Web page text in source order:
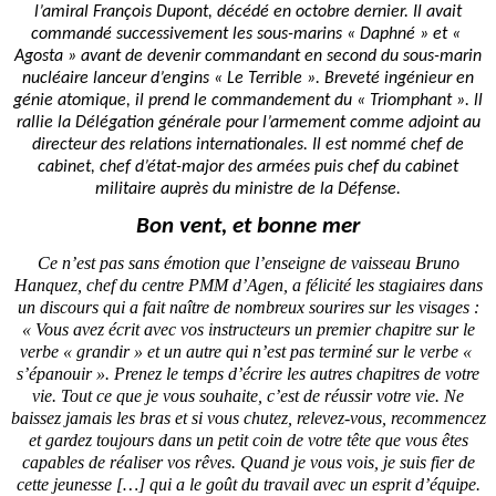
l’amiral François Dupont, décédé en octobre dernier. Il avait
commandé successivement les sous-marins « Daphné » et «
Agosta » avant de devenir commandant en second du sous-marin
nucléaire lanceur d’engins « Le Terrible ». Breveté ingénieur en
génie atomique, il prend le commandement du « Triomphant ». ll
rallie la Délégation générale pour l’armement comme adjoint au
directeur des relations internationales. Il est nommé chef de
cabinet, chef d’état-major des armées puis chef du cabinet
militaire auprès du ministre de la Défense.
Bon vent, et bonne mer
Ce n’est pas sans émotion que l’enseigne de vaisseau Bruno
Hanquez, chef du centre PMM d’Agen, a félicité les stagiaires dans
un discours qui a fait naître de nombreux sourires sur les visages :
« Vous avez écrit avec vos instructeurs un premier chapitre sur le
verbe « grandir » et un autre qui n’est pas terminé sur le verbe «
s’épanouir ». Prenez le temps d’écrire les autres chapitres de votre
vie. Tout ce que je vous souhaite, c’est de réussir votre vie. Ne
baissez jamais les bras et si vous chutez, relevez-vous, recommencez
et gardez toujours dans un petit coin de votre tête que vous êtes
capables de réaliser vos rêves. Quand je vous vois, je suis fier de
cette jeunesse […] qui a le goût du travail avec un esprit d’équipe.